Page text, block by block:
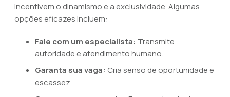
incentivem o dinamismo e a exclusividade. Algumas
opções eficazes incluem:
Fale com um especialista: Transmite
autoridade e atendimento humano.
Garanta sua vaga: Cria senso de oportunidade e
escassez.